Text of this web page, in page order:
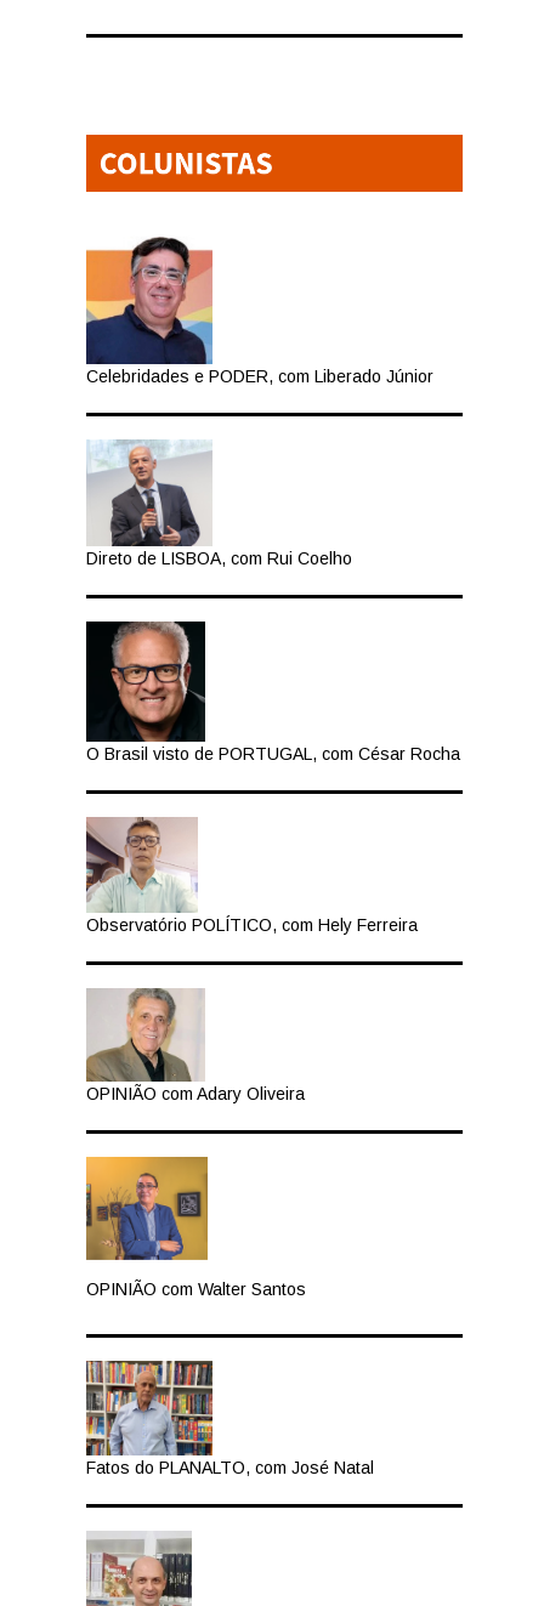
Celebridades e PODER, com Liberado Júnior
Direto de LISBOA, com Rui Coelho
O Brasil visto de PORTUGAL, com César Rocha
Observatório POLÍTICO, com Hely Ferreira
OPINIÃO com Adary Oliveira
OPINIÃO com Walter Santos
Fatos do PLANALTO, com José Natal